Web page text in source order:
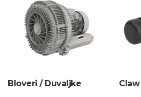
Bloveri / Duvaljke